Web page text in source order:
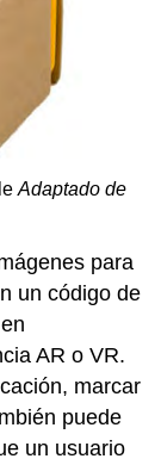
Adaptado de
para
un código de
AR o VR.
marcar
puede
un usuario